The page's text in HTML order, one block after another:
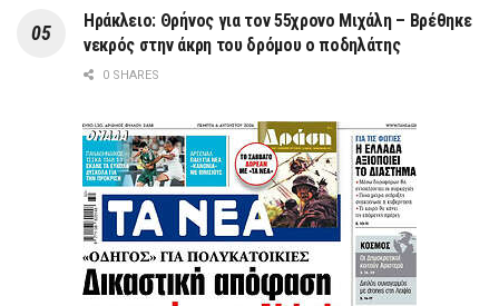
Ηράκλειο: Θρήνος για τον 55χρονο Μιχάλη – Βρέθηκε
νεκρός στην άκρη του δρόμου ο ποδηλάτης
0 SHARES